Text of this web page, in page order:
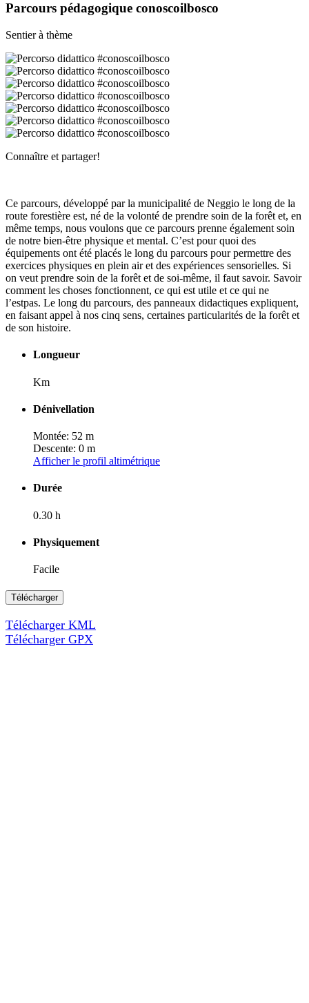
Parcours pédagogique conoscoilbosco
Sentier à thème
Connaître et partager!
Ce parcours, développé par la municipalité de Neggio le long de la
route forestière est, né de la volonté de prendre soin de la forêt et, en
même temps, nous voulons que ce parcours prenne également soin
de notre bien-être physique et mental. C’est pour quoi des
équipements ont été placés le long du parcours pour permettre des
exercices physiques en plein air et des expériences sensorielles. Si
on veut prendre soin de la forêt et de soi-même, il faut savoir. Savoir
comment les choses fonctionnent, ce qui est utile et ce qui ne
l’estpas. Le long du parcours, des panneaux didactiques expliquent,
en faisant appel à nos cinq sens, certaines particularités de la forêt et
de son histoire.
Longueur
Km
Dénivellation
Montée: 52 m
Descente: 0 m
Afficher le profil altimétrique
Durée
0.30 h
Physiquement
Facile
Télécharger
Télécharger KML
Télécharger GPX